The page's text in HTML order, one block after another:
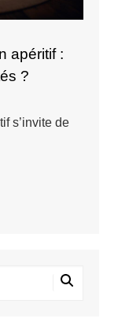
apéritif :
?
s’invite de